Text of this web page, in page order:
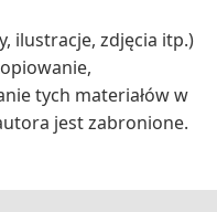
ilustracje, zdjęcia itp.)
tych materiałów w
jest zabronione.